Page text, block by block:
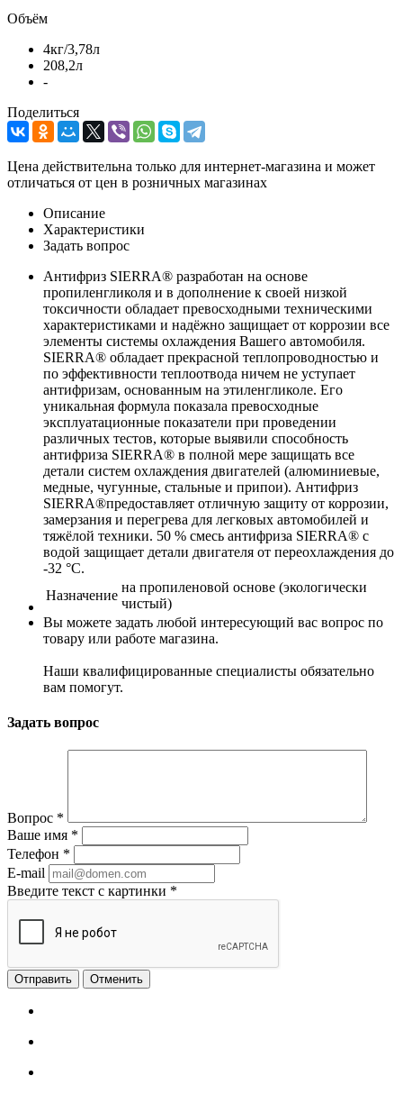
Объём
4кг/3,78л
208,2л
-
Поделиться
Цена действительна только для интернет-магазина и может
отличаться от цен в розничных магазинах
Описание
Характеристики
Задать вопрос
Антифриз SIERRA® разработан на основе
пропиленгликоля и в дополнение к своей низкой
токсичности обладает превосходными техническими
характеристиками и надёжно защищает от коррозии все
элементы системы охлаждения Вашего автомобиля.
SIERRA® обладает прекрасной теплопроводностью и
по эффективности теплоотвода ничем не уступает
антифризам, основанным на этиленгликоле. Его
уникальная формула показала превосходные
эксплуатационные показатели при проведении
различных тестов, которые выявили способность
антифриза SIERRA® в полной мере защищать все
детали систем охлаждения двигателей (алюминиевые,
медные, чугунные, стальные и припои). Антифриз
SIERRA®предоставляет отличную защиту от коррозии,
замерзания и перегрева для легковых автомобилей и
тяжёлой техники. 50 % смесь антифриза SIERRA® с
водой защищает детали двигателя от переохлаждения до
-32 °С.
Назначение
на пропиленовой основе (экологически
чистый)
Вы можете задать любой интересующий вас вопрос по
товару или работе магазина.
Наши квалифицированные специалисты обязательно
вам помогут.
Задать вопрос
Вопрос *
Ваше имя *
Телефон *
E-mail
Введите текст с картинки *
Отменить